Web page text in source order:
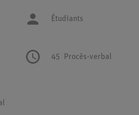
Étudiants
45 Procès-verbal